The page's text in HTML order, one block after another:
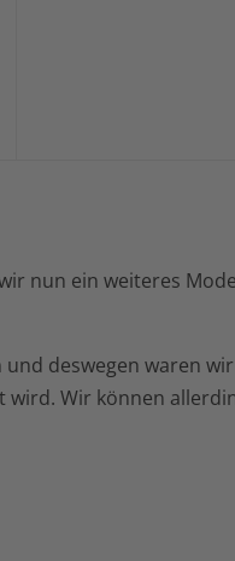
nun ein weiteres
deswegen waren
Wir können